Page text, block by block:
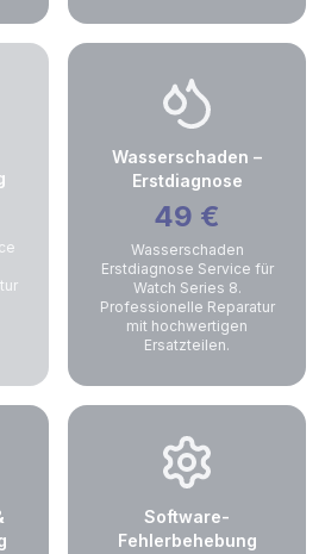
Wasserschaden –
Erstdiagnose
49 €
Wasserschaden
Erstdiagnose Service für
Watch Series 8.
Professionelle Reparatur
mit hochwertigen
Ersatzteilen.
Software-
Fehlerbehebung